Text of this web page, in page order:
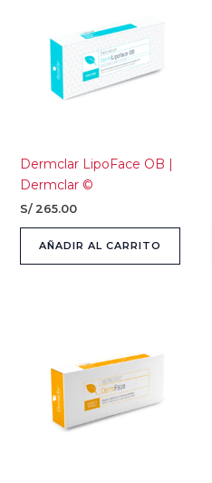
Dermclar LipoFace OB |
Dermclar ©
S/265.00
AÑADIR AL CARRITO